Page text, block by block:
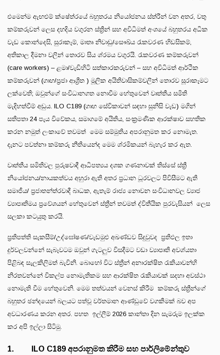
එමෙන්ම ඇඟළුම් ක්ෂේත්රයේ බහුතරය නියෝජනය ස්ත්රීන් වන අතර, වතු
කම්කරුවන් ලෙස දහදිය වගුරන ස්ත්‍රීන් සහ අවිධිමත් අංශයේ බහුතරය අධික
වැඩ කොන්දෙසි, සුරාකෑම්, මාතෘ නිවාඩු/සෞඛ්ය රැකවරණ හිඩසිකම්,
අතිකාල දීමනා වලින් තොරව සිය ශ්රමය වගුරයි. රැකවරණ කම්කරුවන්
(care workers) – ළමා/වැඩිහිටි සත්කාරකරුවන් – සහ අවිධිමත් ආර්ථික
කම්කරුවන් (ගෘහ/ප්‍රජා ආශ්‍රීත ) මූලික අයිතිවාසිකම්වලින් තොරව සූරාකෑමට
ලක්වෙති; ඔවුන්ගේ සංවිධානගත නොවීම හේතුවෙන් වෘත්තීය සමිති
මැදිහත්වීම් අඩුය. ILO C189 (ගෘහ සේවිකාවන් සඳහා සුනිසි වැඩ) මගින්
සතිපතා 24 පැය විවේකය, සමාගමේ අයිතිය, සංක්‍රමණික ආරක්ෂාව සහතික
කරන නමුත් ලංකාවේ තවමත් මෙම සම්මුතිය අපරානුමත කර නොමැත.
දැනට පවත්නා කම්කරු නීතියෙන්ද මෙම ශ්රමිකයන් බැහැර කර ඇත.
වෘත්තීය සමිතිවල පුරුෂවාදී ආධිපත්‍යය දශක ගණනාවක් තිස්සේ ස්ත්‍රී
නියෝජනය/නායකත්වය අහුරා ඇති අතර ප්‍රධාන ධූරවලට පිවිසීමට ඇති
සමාජීය/ ප්‍රජාතන්ත්රවාදී බාධක, ඇතැම් රාජ්‍ය නොවන සංවිධානවල ව්‍යාජ
ව්‍යාපෘතිමය ප්‍රවේශයන් හේතුවෙන් ස්ත්‍රීන් තවමත් ද්විතීයික පුරවැසියන් ලෙස
සලකා කටයුතු කරයි.
ප්‍රතිපත්ති සැකසීම්/උද්ඝෝෂණ/වැඩමුළු අඛණ්ඩව සිදුවුවද ප්‍රතිඵල ඉතා
දුර්වලවන්නේ සැබෑවටම ඔවුන් ගැටලුව විසදීමට වඩා ව්‍යාපෘති අවශ්යතා
පිළිබඳ සැලකිලිමත් බැවිනි. බොහෝ විට ස්ත්‍රීන් අනාරක්ෂිත රැකියාවන්හි
නිරතවන්නේ විකල්ප නොමැතිකම සහ ආරක්ෂිත රැකියාවක් සදහා අවස්ථා
නොමැති වීම හේතුවෙනි. මෙම තත්වයන් වෙනස් කිරීම කම්කරු ස්ත්‍රීන්ගේ
බහුතර ඡන්දයෙන් බලයට පත්වූ වර්තමාන ආණ්ඩුවේ වගකීමක් බව අප
අවධාරණය කරන අතර. පහත ඉල්ලීම් 2026 කාන්තා දින සැමරුම ඉලක්ක
කර අපි ඉල්ලා සිටිමු.
1. ILO C189 අපරානුමත කිරීම සහ පාර්ලිමේන්තුව